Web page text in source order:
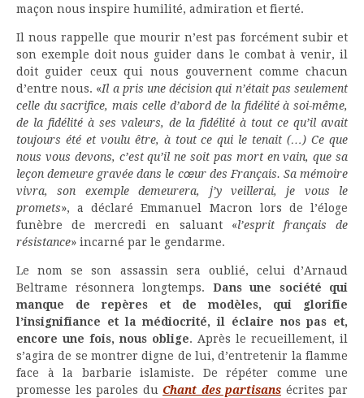
maçon nous inspire humilité, admiration et fierté.
Il nous rappelle que mourir n’est pas forcément subir et
son exemple doit nous guider dans le combat à venir, il
doit guider ceux qui nous gouvernent comme chacun
d’entre nous. «Il a pris une décision qui n’était pas seulement
celle du sacrifice, mais celle d’abord de la fidélité à soi-même,
de la fidélité à ses valeurs, de la fidélité à tout ce qu’il avait
toujours été et voulu être, à tout ce qui le tenait (…) Ce que
nous vous devons, c’est qu’il ne soit pas mort en vain, que sa
leçon demeure gravée dans le cœur des Français. Sa mémoire
vivra, son exemple demeurera, j’y veillerai, je vous le
promets», a déclaré Emmanuel Macron lors de l’éloge
funèbre de mercredi en saluant «l’esprit français de
résistance» incarné par le gendarme.
Le nom se son assassin sera oublié, celui d’Arnaud
Beltrame résonnera longtemps. Dans une société qui
manque de repères et de modèles, qui glorifie
l’insignifiance et la médiocrité, il éclaire nos pas et,
encore une fois, nous oblige. Après le recueillement, il
s’agira de se montrer digne de lui, d’entretenir la flamme
face à la barbarie islamiste. De répéter comme une
promesse les paroles du Chant des partisans écrites par